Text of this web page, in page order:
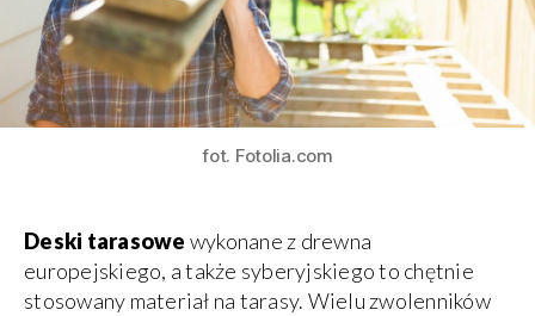
fot. Fotolia.com
Deski tarasowe wykonane z drewna
europejskiego, a także syberyjskiego to chętnie
stosowany materiał na tarasy. Wielu zwolenników